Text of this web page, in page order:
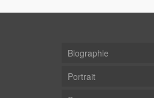
Biographie
Portrait